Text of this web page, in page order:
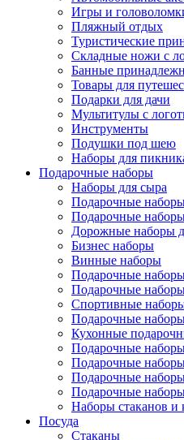
Игры и
Пляжный отдых
Туристические
Складные ножи с
Банные
Товары для
Подарки для дачи
Мультитулы с
Инструменты
Подушки под шею
Наборы для
Подарочные наборы
Наборы для сыра
Подарочные
Подарочные
Дорожные наборы
Бизнес наборы
Винные наборы
Подарочные
Подарочные
Спортивные
Подарочные
Кухонные
Подарочные
Подарочные
Подарочные
Подарочные
Наборы стаканов и
Посуда
Стаканы